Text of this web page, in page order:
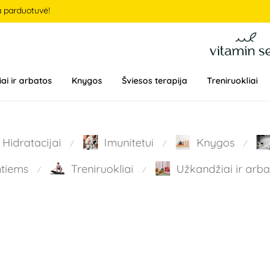
parduotuvė!
ir arbatos Knygos Šviesos terapija Treniruokliai
Hidratacijai ⁄ Imunitetui ⁄ Knygos ⁄
⁄ Treniruokliai ⁄ Užkandžiai ir